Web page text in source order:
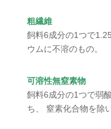
粗繊維
飼料6成分の1つで
ウムに不溶のもの。
可溶性無窒素物
飼料6成分の1つで弱
ち、 窒素化合物を除